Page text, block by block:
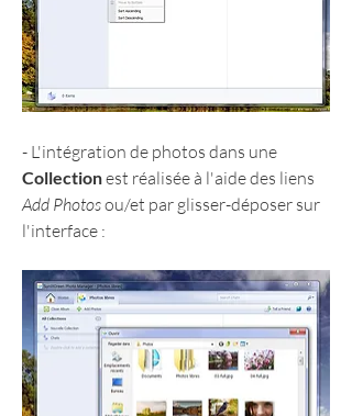
Collection
Add Photos ou/et par glisser-déposer sur
l'interface :